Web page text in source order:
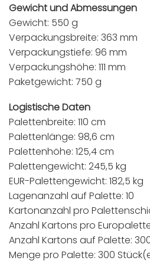
Gewicht und Abmessungen
Gewicht: 550 g
Verpackungsbreite: 363 mm
Verpackungstiefe: 96 mm
Verpackungshöhe: 111 mm
Paketgewicht: 750 g
Logistische Daten
Palettenbreite: 110 cm
Palettenlänge: 98,6 cm
Palettenhöhe: 125,4 cm
Palettengewicht: 245,5 kg
EUR-Palettengewicht: 182,5 kg
Lagenanzahl auf Palette: 10
Kartonanzahl pro
Anzahl Kartons pro
Anzahl Kartons auf Palette:
Menge pro Palette: 300